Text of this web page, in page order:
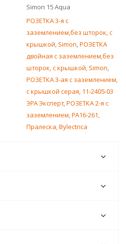
Simon 15 Aqua
РОЗЕТКА 3-я с
заземлением,без шторок, с
крышкой, Simon,РОЗЕТКА
двойная с заземлением,без
шторок, с крышкой, Simon,
РОЗЕТКА 3-ая c заземлением,
с крышкой серая, 11-2405-03
ЭРА Эксперт,РОЗЕТКА 2-я с
заземлением, РА16-261,
Пралеска, Bylectrica